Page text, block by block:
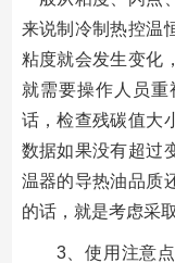
来说制冷制热控温
粘度就会发生变化
就需要操作人员
话，检查残碳值大
数据如果没有超过
温器的导热油品质
的话，就是考虑采
3、使用注意